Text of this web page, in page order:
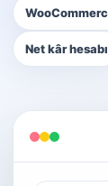
Net kâr hesabı